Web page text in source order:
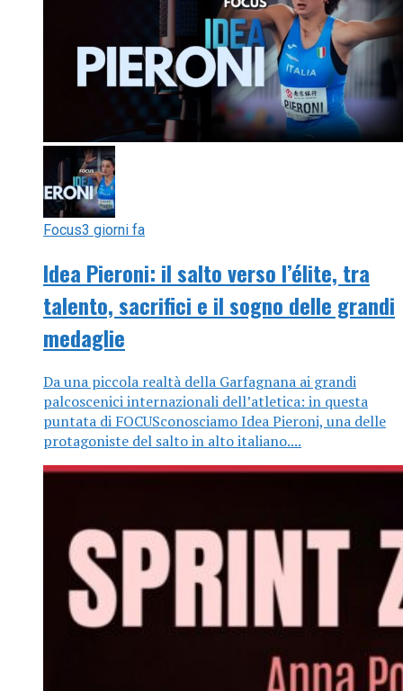
Focus3 giorni fa
Idea Pieroni: il salto verso l’élite, tra
talento, sacrifici e il sogno delle grandi
medaglie
Da una piccola realtà della Garfagnana ai grandi
palcoscenici internazionali dell’atletica: in questa
puntata di FOCUSconosciamo Idea Pieroni, una delle
protagoniste del salto in alto italiano....